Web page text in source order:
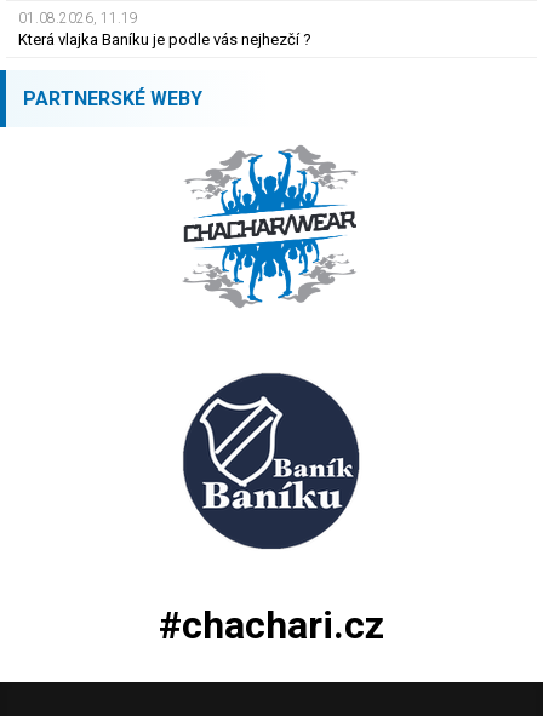
01.08.2026, 11.19
Která vlajka Baníku je podle vás nejhezčí ?
PARTNERSKÉ WEBY
#chachari.cz